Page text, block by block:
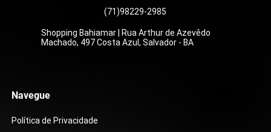
(71)98229-2985
Shopping Bahiamar | Rua Arthur de Azevêdo
Machado, 497 Costa Azul, Salvador - BA
Navegue
Política de Privacidade